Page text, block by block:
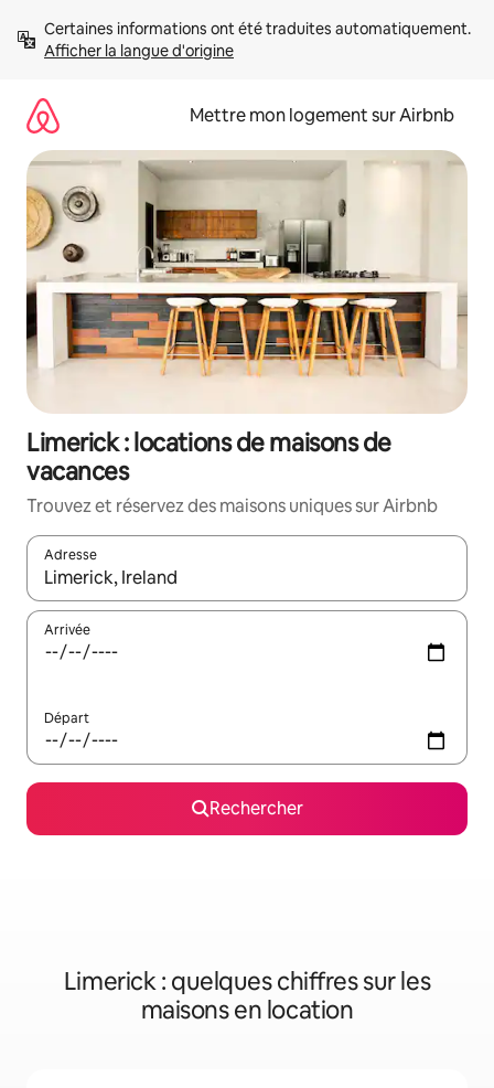
directement
Afficher la langue d'origine
Mettre mon logement sur Airbnb
Limerick : locations de maisons de
vacances
Trouvez et réservez des maisons uniques sur Airbnb
Adresse
Lorsque les résultats s'affichent, utilisez les flèches vers le
Arrivée
Départ
Rechercher
Limerick : quelques chiffres sur les
maisons en location